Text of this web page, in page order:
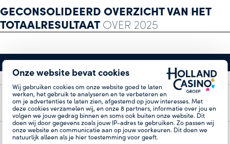
Onze website bevat cookies
Wij gebruiken cookies om onze website goed te laten
werken, het gebruik te analyseren en te verbeteren en
om je advertenties te laten zien, afgestemd op jouw interesses. Met
deze cookies verzamelen wij, en onze8 partners, informatie over jou en
volgen we jouw gedrag binnen en soms ook buiten onze website. Dit
doen wij door gegevens zoals jouw IP-adres te gebruiken. Zo passen wij
onze website en communicatie aan op jouw voorkeuren. Dit doen we
natuurlijk alleen als je hier toestemming voor geeft.
GECONSOLIDEERD OVERZICHT VAN HET
TOTAALRESULTAAT OVER 2025
in duizenden euro 2024*
Resultaat over de verslagperiode
-10.426
Overig totaalresultaat te
reclassificeren naar winst- en
verliesrekening in volgende perioden
- Valutaomrekeningsverschillen op
buitenlandse activiteiten van
-